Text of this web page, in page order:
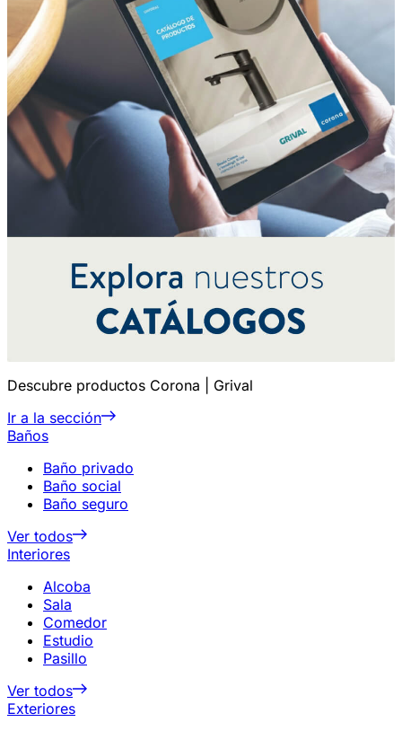
Descubre productos Corona | Grival
Ir a la sección
Baños
Baño privado
Baño social
Baño seguro
Ver todos
Interiores
Alcoba
Sala
Comedor
Estudio
Pasillo
Ver todos
Exteriores